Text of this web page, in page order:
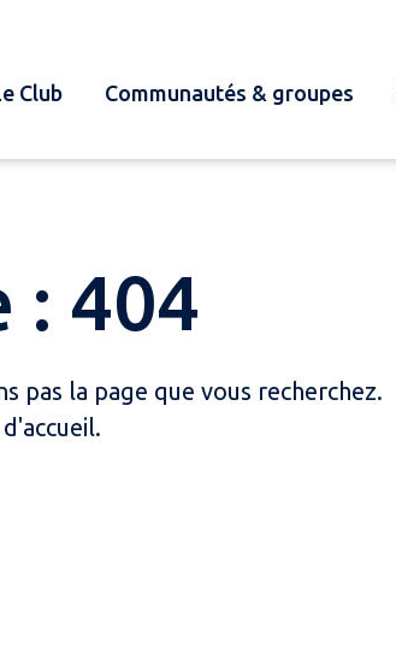
Club Communautés & groupes
: 404
pas la page que vous recherchez.